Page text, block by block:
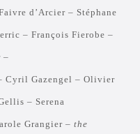
d’Arcier – Stéphane
– François Fierobe –
–
Cyril Gazengel – Olivier
– Serena
Grangier – the